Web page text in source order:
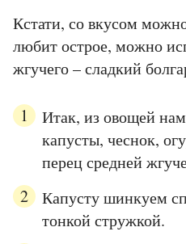
Кстати, со вкусом
любит острое, можно
жгучего – сладкий
Итак, из овощей
капусты, чеснок,
перец средней
Капусту шинкуем
тонкой стружкой.